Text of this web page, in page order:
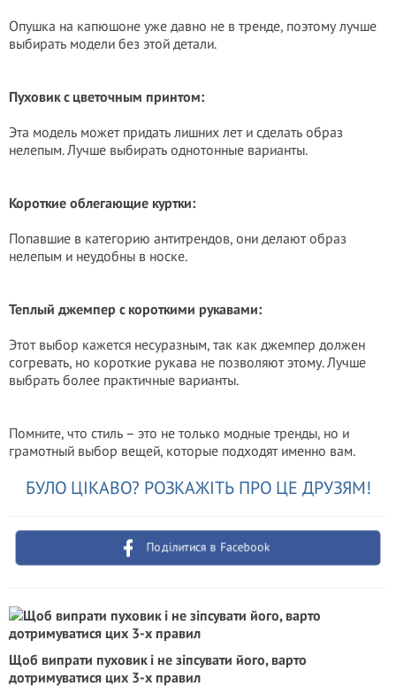
Опушка на капюшоне уже давно не в тренде, поэтому лучше
выбирать модели без этой детали.
Пуховик с цветочным принтом:
Эта модель может придать лишних лет и сделать образ
нелепым. Лучше выбирать однотонные варианты.
Короткие облегающие куртки:
Попавшие в категорию антитрендов, они делают образ
нелепым и неудобны в носке.
Теплый джемпер с короткими рукавами:
Этот выбор кажется несуразным, так как джемпер должен
согревать, но короткие рукава не позволяют этому. Лучше
выбрать более практичные варианты.
Помните, что стиль – это не только модные тренды, но и
грамотный выбор вещей, которые подходят именно вам.
БУЛО ЦІКАВО? РОЗКАЖІТЬ ПРО ЦЕ ДРУЗЯМ!
Поділитися в Facebook
Щоб випрати пуховик і не зіпсувати його, варто
дотримуватися цих 3-х правил